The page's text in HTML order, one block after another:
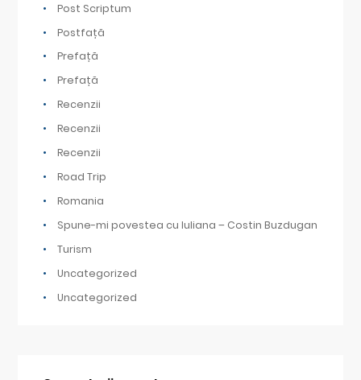
Post Scriptum
Postfață
Prefață
Prefață
Recenzii
Recenzii
Recenzii
Road Trip
Romania
Spune-mi povestea cu Iuliana – Costin Buzdugan
Turism
Uncategorized
Uncategorized